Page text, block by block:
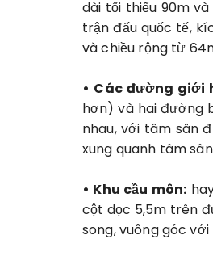
dài tối thiểu 90m và
trận đấu quốc tế,
và chiều rộng từ
• Các đường giới
hơn) và hai đường
nhau, với tâm sân
xung quanh tâm
• Khu cầu môn:
cột dọc 5,5m trên
song, vuông góc